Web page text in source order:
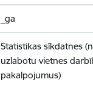
_ga
Statistikas sīkdatnes
uzlabotu vietnes
pakalpojumus)